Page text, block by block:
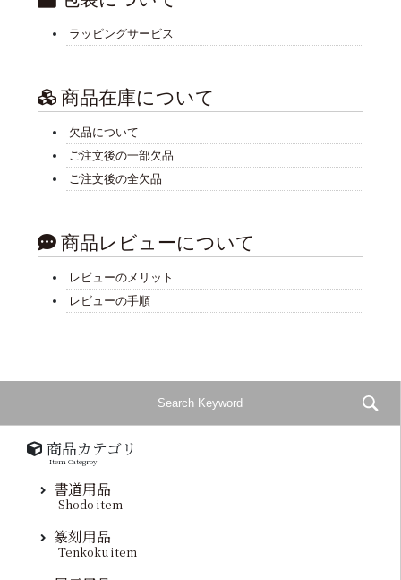
ラッピングサービス
商品在庫について
欠品について
ご注文後の一部欠品
ご注文後の全欠品
商品レビューについて
レビューのメリット
レビューの手順
商品カテゴリ
Item Categroy
書道用品
Shodo item
篆刻用品
Tenkoku item